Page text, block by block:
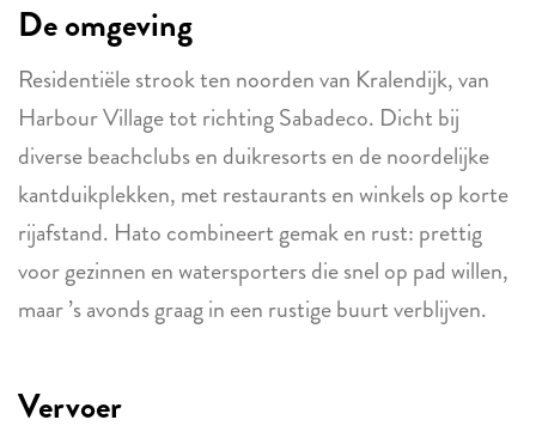
De omgeving
Residentiële strook ten noorden van Kralendijk, van
Harbour Village tot richting Sabadeco. Dicht bij
diverse beachclubs en duikresorts en de noordelijke
kantduikplekken, met restaurants en winkels op korte
rijafstand. Hato combineert gemak en rust: prettig
voor gezinnen en watersporters die snel op pad willen,
maar ’s avonds graag in een rustige buurt verblijven.
Vervoer